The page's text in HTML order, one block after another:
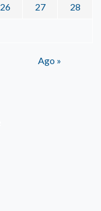
26 27 28
Ago »